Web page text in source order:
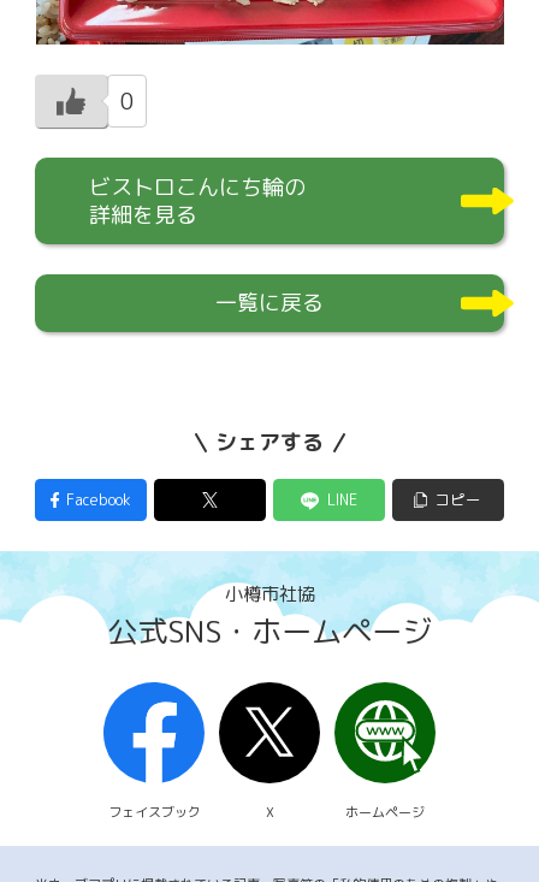
0
ビストロこんにち輪の
詳細を見る
一覧に戻る
シェアする
Facebook LINE コピー
小樽市社協
公式SNS・ホームページ
フェイスブック X ホームページ